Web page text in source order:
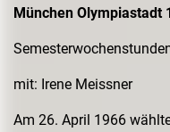
München Olympiastadt
mit: Irene Meissner
Am 26. April 1966